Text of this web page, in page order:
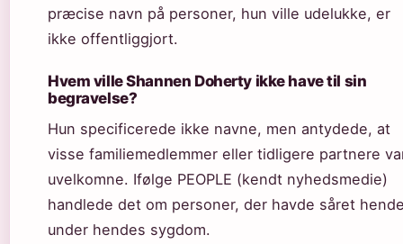
præcise navn på personer, hun ville udelukke, er
ikke offentliggjort.
Hvem ville Shannen Doherty ikke have til sin
begravelse?
Hun specificerede ikke navne, men antydede, at
visse familiemedlemmer eller tidligere partnere
uvelkomne. Ifølge PEOPLE (kendt nyhedsmedie)
handlede det om personer, der havde såret
under hendes sygdom.